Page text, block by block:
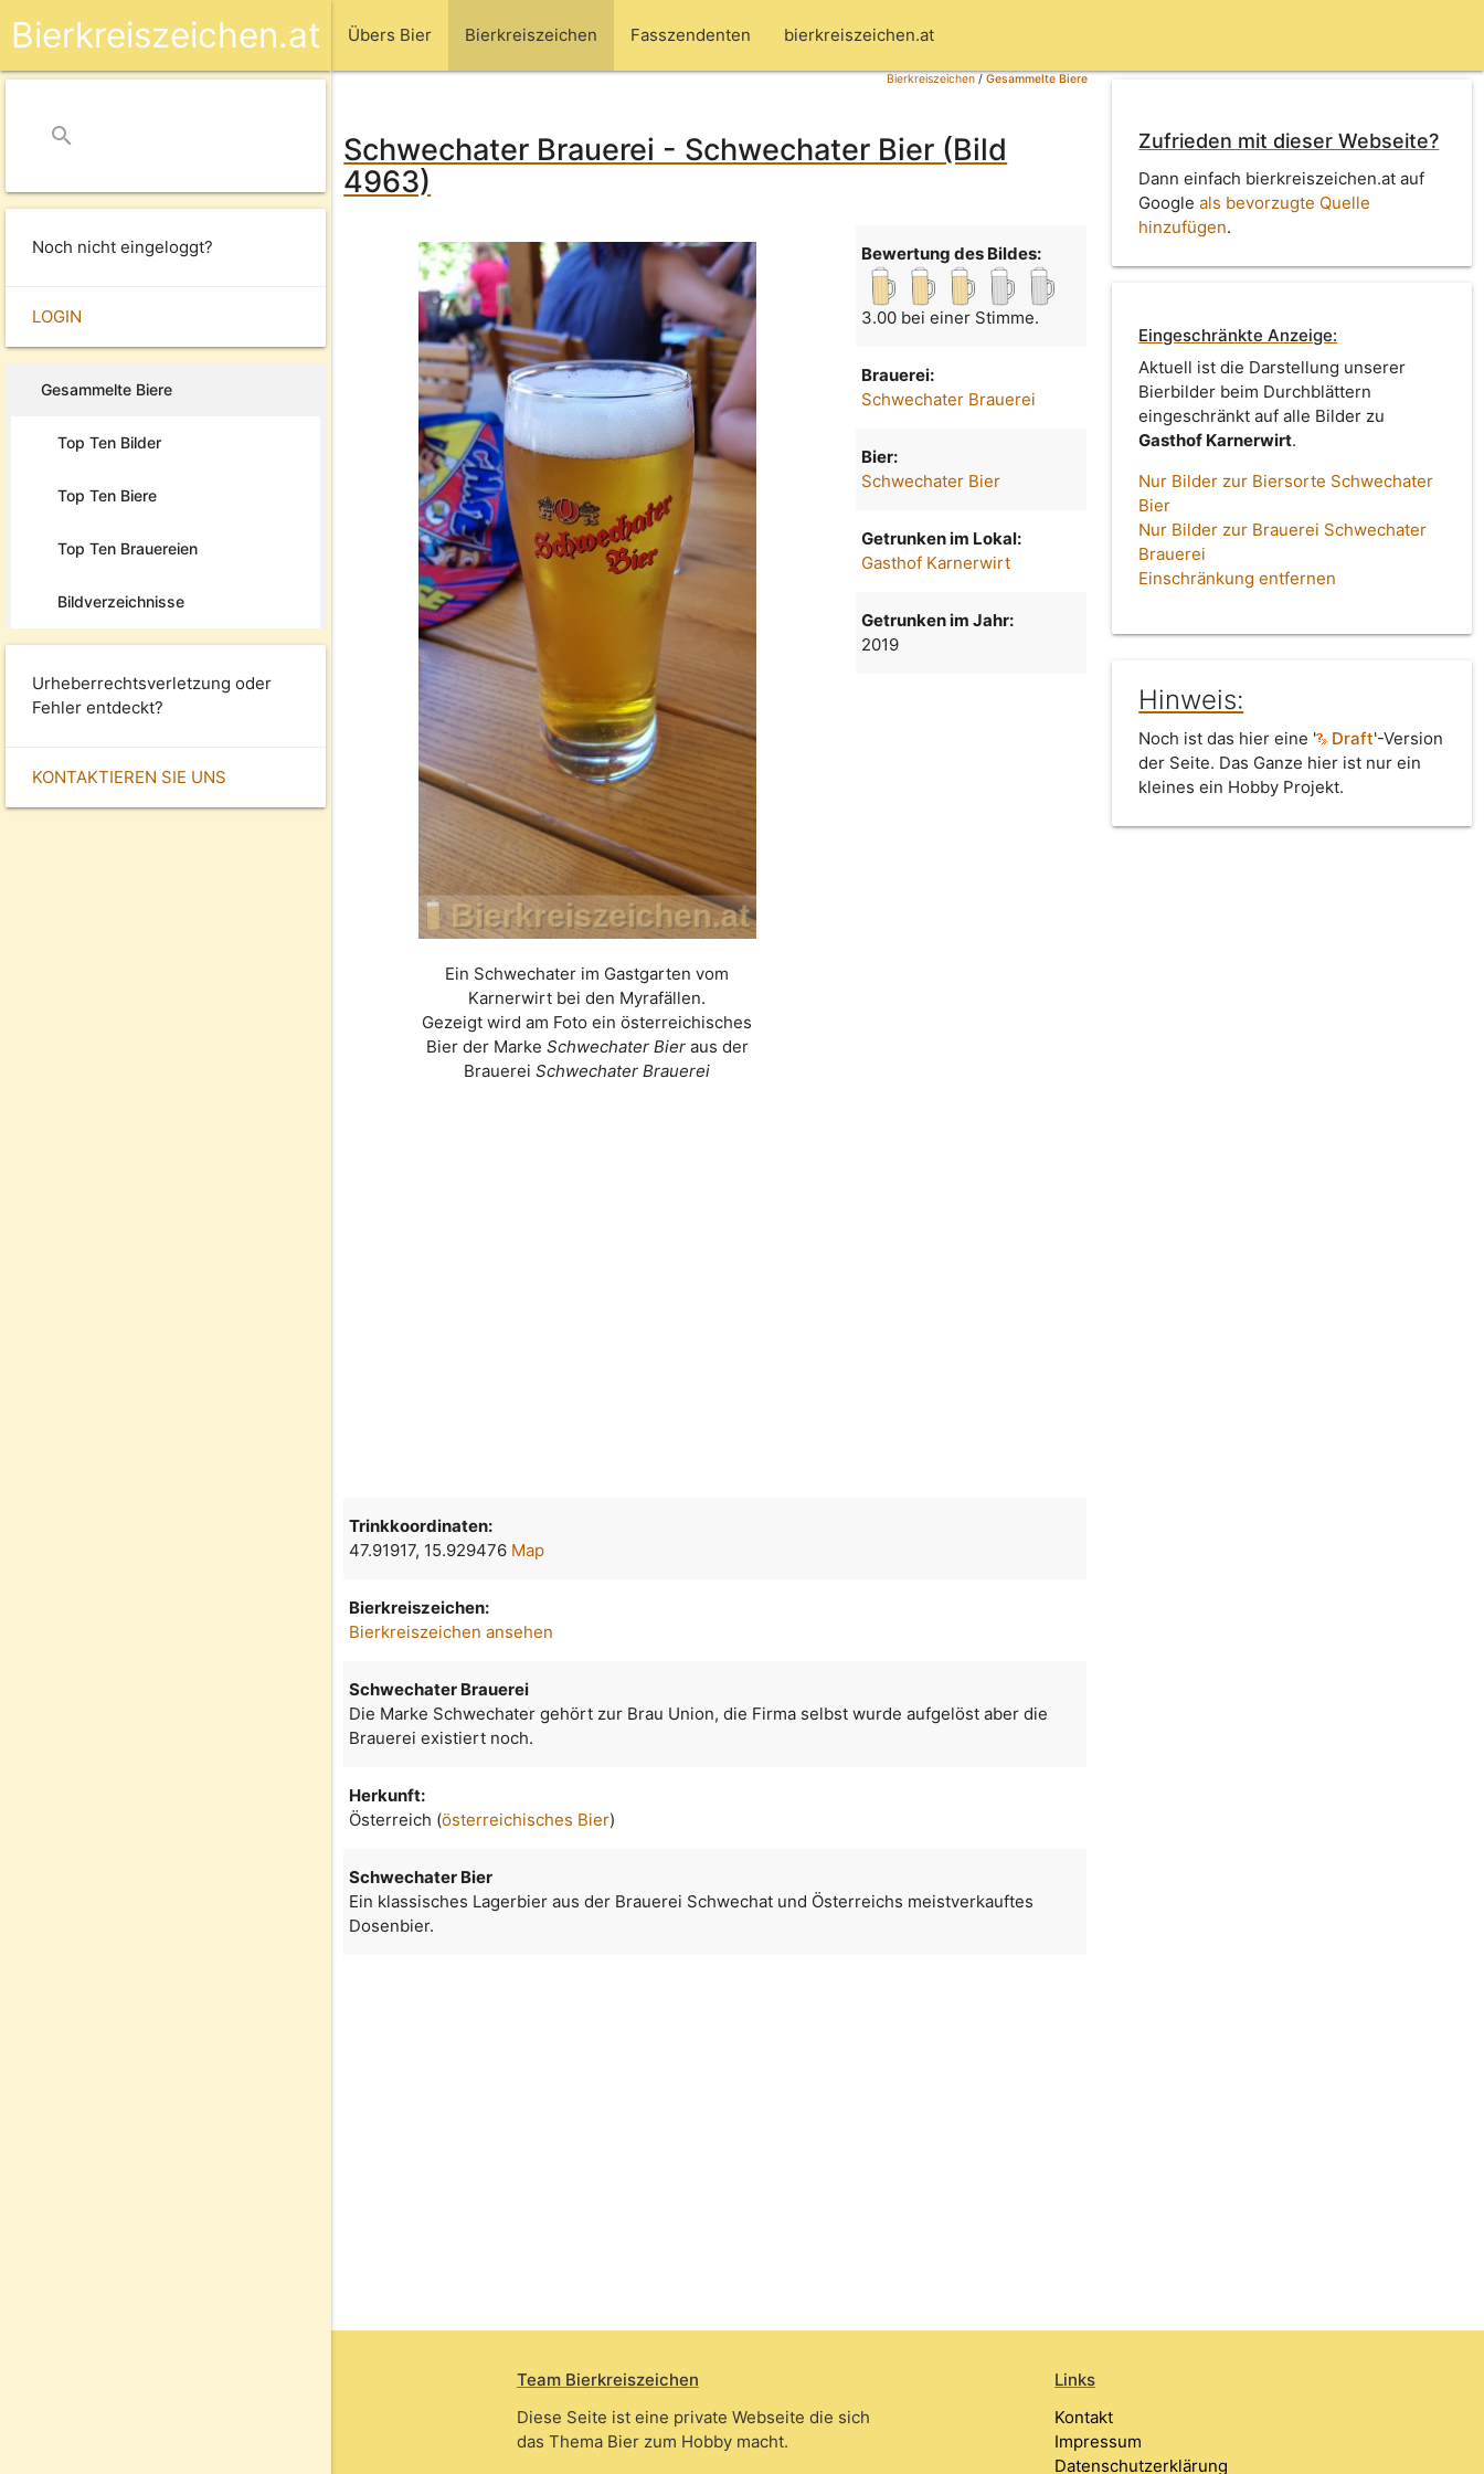
Übers Bier Bierkreiszeichen Fasszendenten bierkreiszeichen.at
Bierkreiszeichen.at
search
Noch nicht eingeloggt?
LOGIN
Gesammelte Biere
Top Ten Bilder
Top Ten Biere
Top Ten Brauereien
Bildverzeichnisse
Urheberrechtsverletzung oder
Fehler entdeckt?
KONTAKTIEREN SIE UNS
Bierkreiszeichen/Gesammelte Biere
Schwechater Brauerei - Schwechater Bier (Bild
4963)
Ein Schwechater im Gastgarten vom
Karnerwirt bei den Myrafällen.
Gezeigt wird am Foto ein österreichisches
Bier der Marke Schwechater Bieraus der
BrauereiSchwechater Brauerei
Bewertung des Bildes:
3.00 bei einer Stimme.
Brauerei:
Schwechater Brauerei
Bier:
Schwechater Bier
Getrunken im Lokal:
Gasthof Karnerwirt
Getrunken im Jahr:
2019
Zufrieden mit dieser Webseite?
Dann einfach bierkreiszeichen.at auf
Googleals bevorzugte Quelle
hinzufügen.
Eingeschränkte Anzeige:
Aktuell ist die Darstellung unserer
Bierbilder beim Durchblättern
eingeschränkt auf alle Bilder zu
Gasthof Karnerwirt.
Nur Bilder zur Biersorte Schwechater
Bier
Nur Bilder zur Brauerei Schwechater
Brauerei
Einschränkung entfernen
Hinweis:
Noch ist das hier eine ' Draft'-Version
der Seite. Das Ganze hier ist nur ein
kleines ein Hobby Projekt.
Trinkkoordinaten:
47.91917, 15.929476 Map
Bierkreiszeichen:
Bierkreiszeichen ansehen
Schwechater Brauerei
Die Marke Schwechater gehört zur Brau Union, die Firma selbst wurde aufgelöst aber die
Brauerei existiert noch.
Herkunft:
Österreich (österreichisches Bier)
Schwechater Bier
Ein klassisches Lagerbier aus der Brauerei Schwechat und Österreichs meistverkauftes
Dosenbier.
Team Bierkreiszeichen
Diese Seite ist eine private Webseite die sich
das Thema Bier zum Hobby macht.
Links
Kontakt
Impressum
Datenschutzerklärung